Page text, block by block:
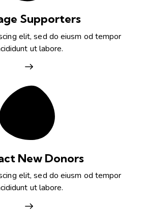
Supporters
elit, sed do eiusm od tempor
ut labore.
New Donors
elit, sed do eiusm od tempor
ut labore.